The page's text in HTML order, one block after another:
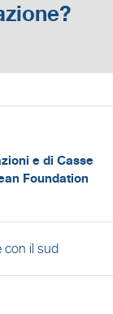
e di Casse
Foundation